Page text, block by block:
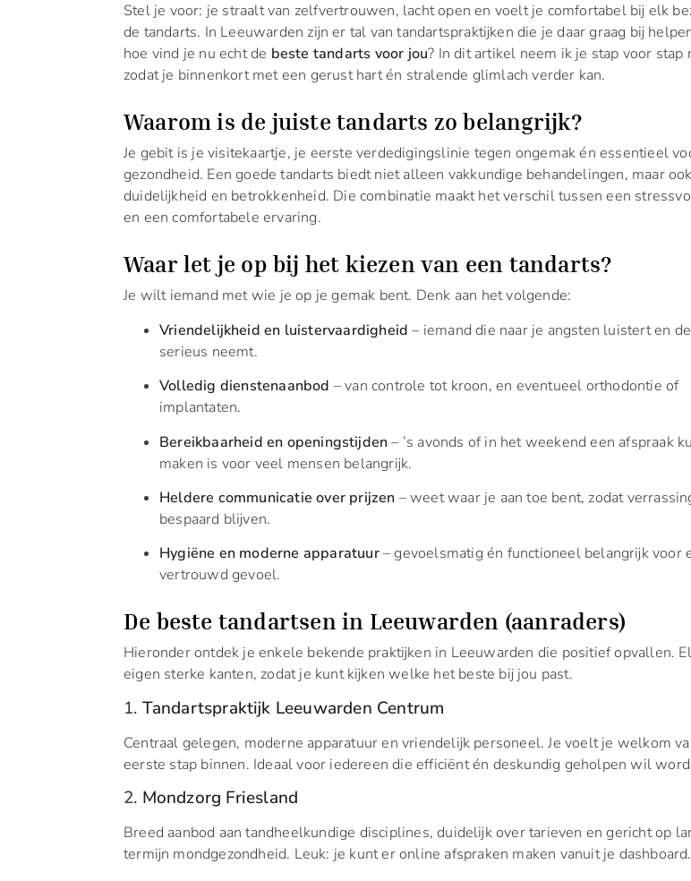
Stel je voor: je straalt van zelfvertrouwen, lacht open en voelt je comfortabel bij elk
de tandarts. In Leeuwarden zijn er tal van tandartspraktijken die je daar graag bij
hoe vind je nu echt de beste tandarts voor jou? In dit artikel neem ik je stap voor stap
zodat je binnenkort met een gerust hart én stralende glimlach verder kan.
Waarom is de juiste tandarts zo belangrijk?
Je gebit is je visitekaartje, je eerste verdedigingslinie tegen ongemak én essentieel
gezondheid. Een goede tandarts biedt niet alleen vakkundige behandelingen, maar
duidelijkheid en betrokkenheid. Die combinatie maakt het verschil tussen een
en een comfortabele ervaring.
Waar let je op bij het kiezen van een tandarts?
Je wilt iemand met wie je op je gemak bent. Denk aan het volgende:
Vriendelijkheid en luistervaardigheid – iemand die naar je angsten luistert en
serieus neemt.
Volledig dienstenaanbod – van controle tot kroon, en eventueel orthodontie of
implantaten.
Bereikbaarheid en openingstijden– ’s avonds of in het weekend een afspraak
maken is voor veel mensen belangrijk.
Heldere communicatie over prijzen – weet waar je aan toe bent, zodat
bespaard blijven.
Hygiëne en moderne apparatuur– gevoelsmatig én functioneel belangrijk voor
vertrouwd gevoel.
De beste tandartsen in Leeuwarden (aanraders)
Hieronder ontdek je enkele bekende praktijken in Leeuwarden die positief opvallen.
eigen sterke kanten, zodat je kunt kijken welke het beste bij jou past.
1. Tandartspraktijk Leeuwarden Centrum
Centraal gelegen, moderne apparatuur en vriendelijk personeel. Je voelt je welkom
eerste stap binnen. Ideaal voor iedereen die efficiënt én deskundig geholpen wil
2. Mondzorg Friesland
Breed aanbod aan tandheelkundige disciplines, duidelijk over tarieven en gericht op
termijn mondgezondheid. Leuk: je kunt er online afspraken maken vanuit je dashboard.